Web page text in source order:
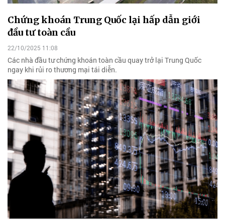
Chứng khoán Trung Quốc lại hấp dẫn giới
đầu tư toàn cầu
22/10/2025 11:08
Các nhà đầu tư chứng khoán toàn cầu quay trở lại Trung Quốc
ngay khi rủi ro thương mại tái diễn.